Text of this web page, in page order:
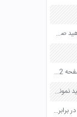
از شرایط وضوی صحیح پنج مورد را نام ببرید و توضیح دهید صفحه 71 پیام های آسمان نهم
با شناخت نقاط ضعف خود نحوه اصلاح آنها را بیان کنید صفحه 32 تفکر و سبک زندگی هفتم
به تبلیغاتی که از رادیو و تلویزیون پخش می شود توجه کنید نمونه هایی که شعار های بهتری دارند صفحه 41 فرهنگ و هنر نهم
بنابر فرمایش امیرالمومنین علیه السلام خداوند از آگاهان در برابر شکم بارگی ستمگران چه عهد و پیمانی گرفته است؟ صفحه 78 پیام های آسمان هفتم